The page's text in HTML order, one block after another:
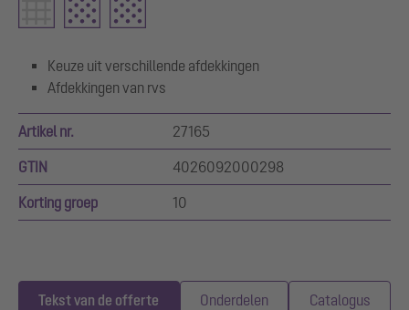
Keuze uit verschillende afdekkingen
Afdekkingen van rvs
Artikel nr. 27165
GTIN 4026092000298
Korting groep 10
Tekst van de offerte Onderdelen Catalogus